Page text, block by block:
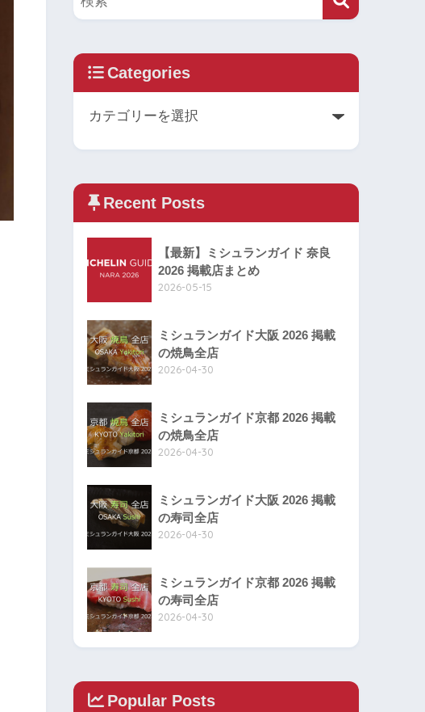
Categories
Recent Posts
【最新】ミシュランガイド 奈良
2026 掲載店まとめ
2026-05-15
ミシュランガイド大阪 2026 掲載
の焼鳥全店
2026-04-30
ミシュランガイド京都 2026 掲載
の焼鳥全店
2026-04-30
ミシュランガイド大阪 2026 掲載
の寿司全店
2026-04-30
ミシュランガイド京都 2026 掲載
の寿司全店
2026-04-30
Popular Posts